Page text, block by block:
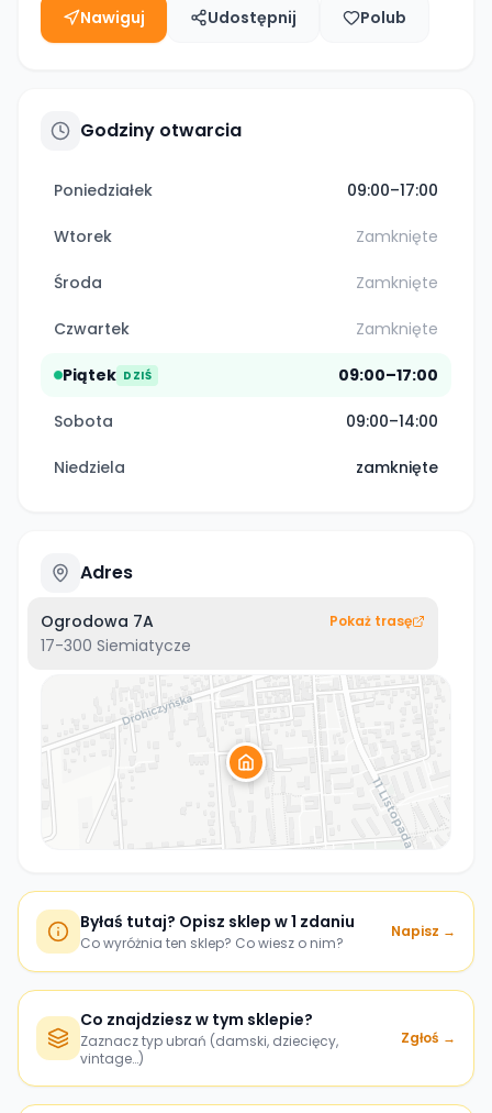
Nawiguj Udostępnij Polub
Godziny otwarcia
Poniedziałek 09:00–17:00
Wtorek Zamknięte
Środa Zamknięte
Czwartek Zamknięte
Piątek DZIŚ 09:00–17:00
Sobota 09:00–14:00
Niedziela zamknięte
Adres
Ogrodowa 7A
17-300 Siemiatycze
Pokaż trasę
Byłaś tutaj? Opisz sklep w 1 zdaniu
Co wyróżnia ten sklep? Co wiesz o nim?
Napisz →
Co znajdziesz w tym sklepie?
Zaznacz typ ubrań (damski, dziecięcy,
vintage…)
Zgłoś →